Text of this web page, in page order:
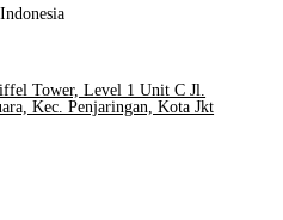
Tower, Level 1 Unit C Jl.
Kec. Penjaringan, Kota Jkt